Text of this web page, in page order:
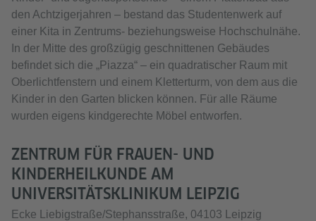
den Achtzigerjahren – bestand das Studentenwerk auf
einer Kita in Zentrums- beziehungsweise Hochschulnähe.
In der Mitte des großzügig geschnittenen Gebäudes
befindet sich die „Piazza“ – ein quadratischer Raum mit
Oberlichtfenstern und einem Kletterturm, von dem aus die
Kinder in den Garten blicken können. Für alle Räume
wurden eigens kindgerechte Möbel entworfen.
ZENTRUM FÜR FRAUEN- UND
KINDERHEILKUNDE AM
UNIVERSITÄTSKLINIKUM LEIPZIG
Ecke Liebigstraße/Stephansstraße, 04103 Leipzig